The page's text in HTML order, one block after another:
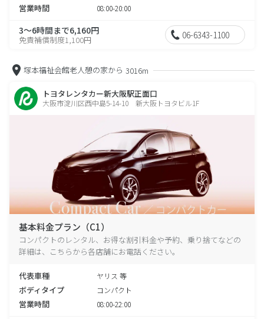
営業時間 08:00-20:00
3～6時間まで6,160円
免責補償制度1,100円 06-6343-1100
塚本福祉会館老人憩の家から 3016m
トヨタレンタカー新大阪駅正面口
大阪市淀川区西中島5-14-10 新大阪トヨタビル1F
基本料金プラン（C1）
コンパクトのレンタル、お得な割引料金や予約、乗り捨てなどの
詳細は、こちらから各店舗にお電話ください。
代表車種 ヤリス 等
ボディタイプ コンパクト
営業時間 08:00-22:00